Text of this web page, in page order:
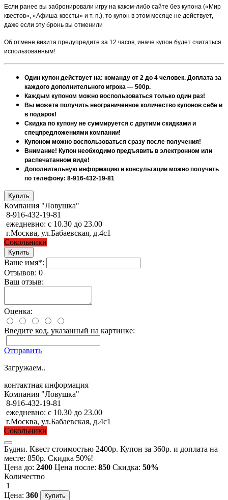
Если ранее вы забронировали игру на каком-либо сайте без купона («Мир
квестов», «Афиша-квесты» и т. п.), то купон в этом месяце не действует,
даже если эту бронь вы отменили
Об отмене визита предупредите за 12 часов, иначе купон будет считаться
использованным!
Один купон действует на: команду от 2 до 4 человек. Доплата за
каждого дополнительного игрока — 500р.
Каждым купоном можно воспользоваться только один раз!
Вы можете получить неограниченное количество купонов себе и
в подарок!
Скидка по купону не суммируется с другими скидками и
спецпредложениями компании!
Купоном можно воспользоваться сразу после получения!
Внимание! Купон необходимо предъявить в электронном или
распечатанном виде!
Дополнительную информацию и консультации можно получить
по телефону: 8-916-432-19-81
Компания "Ловушка"
8-916-432-19-81
ежедневно: с 10.30 до 23.00
г.Москва, ул.Бабаевская, д.4с1
Сокольники
Ваше имя*:
Отзывов: 0
Ваш отзыв:
Оценка:
Введите код, указанный на картинке:
Отправить
Загружаем..
контактная информация
Компания "Ловушка"
8-916-432-19-81
ежедневно: с 10.30 до 23.00
г.Москва, ул.Бабаевская, д.4с1
Сокольники
Будни. Квест стоимостью 2400р. Купон за 360р. и доплата на
месте: 850р. Скидка 50%!
Цена до: 2400 Цена после: 850 Скидка: 50%
Количество
1
Цена: 360